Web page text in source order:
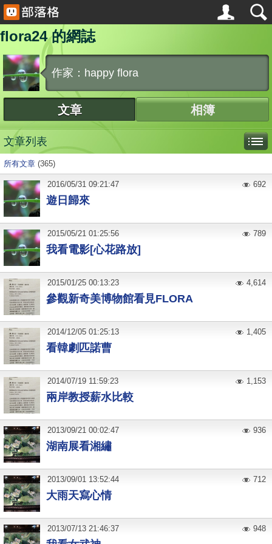
flora24 的網誌
作家：happy flora
文章 相簿
文章列表
所有文章 (365)
遊日歸來
2016/05/31 09:21:47 692
我看電影[心花路放]
2015/05/21 01:25:56 789
參觀新奇美博物館看見FLORA
2015/01/25 00:13:23 4,614
看韓劇匹諾曹
2014/12/05 01:25:13 1,405
兩岸教授薪水比較
2014/07/19 11:59:23 1,153
湖南展看湘繡
2013/09/21 00:02:47 936
大雨天寫心情
2013/09/01 13:52:44 712
2013/07/13 21:46:37 948